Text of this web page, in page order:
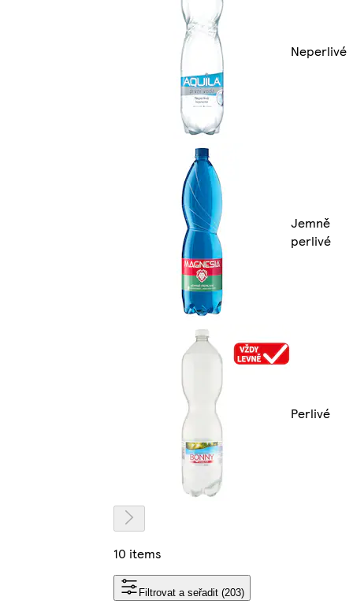
Neperlivé
Jemně
perlivé
Perlivé
10 items
Filtrovat a seřadit (203)